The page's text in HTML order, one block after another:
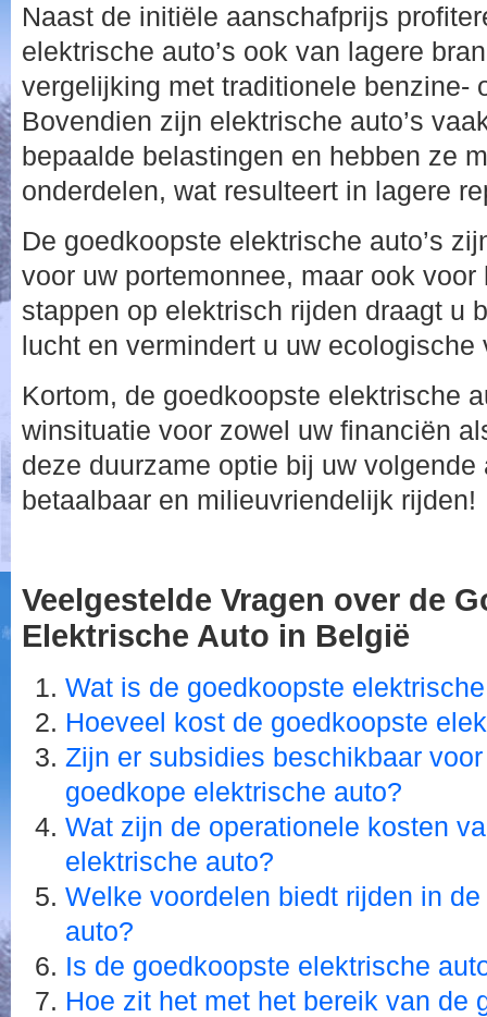
Naast de initiële aanschafprijs
elektrische auto’s ook van lagere
vergelijking met traditionele benzine-
Bovendien zijn elektrische auto’s
bepaalde belastingen en hebben ze
onderdelen, wat resulteert in lagere
De goedkoopste elektrische auto’s
voor uw portemonnee, maar ook
stappen op elektrisch rijden draagt u
lucht en vermindert u uw ecologische
Kortom, de goedkoopste elektrische
winsituatie voor zowel uw financiën
deze duurzame optie bij uw
betaalbaar en milieuvriendelijk rijden!
Veelgestelde Vragen over de
Elektrische Auto in België
Wat is de goedkoopste
Hoeveel kost de goedkoopste
Zijn er subsidies beschikbaar
goedkope elektrische auto?
Wat zijn de operationele kosten
elektrische auto?
Welke voordelen biedt rijden in
auto?
Is de goedkoopste elektrische
Hoe zit het met het bereik van de